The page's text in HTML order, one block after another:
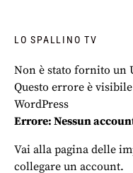
LO SPALLINO TV
Non è stato fornito un
Questo errore è
WordPress
Errore: Nessun
Vai alla pagina delle
collegare un account.